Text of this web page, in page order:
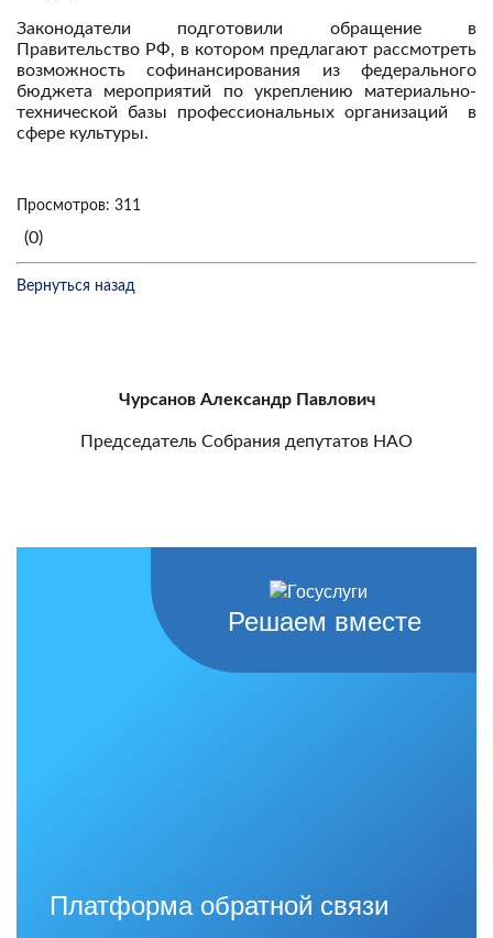
Законодатели подготовили обращение в
Правительство РФ, в котором предлагают рассмотреть
возможность софинансирования из федерального
бюджета мероприятий по укреплению материально-
технической базы профессиональных организаций в
сфере культуры.
Просмотров: 311
(0)
Вернуться назад
Чурсанов Александр Павлович
Председатель Собрания депутатов НАО
Решаем вместе
Платформа обратной связи